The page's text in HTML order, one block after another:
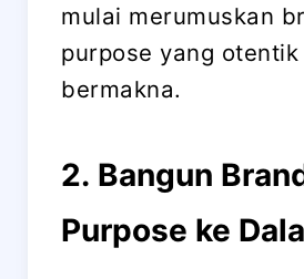
mulai merumuskan
purpose yang otentik
bermakna.
2. Bangun
Purpose ke